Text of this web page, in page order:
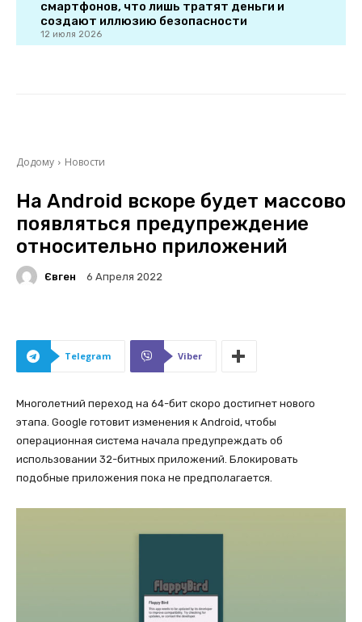
смартфонов, что лишь тратят деньги и
создают иллюзию безопасности
12 июля 2026